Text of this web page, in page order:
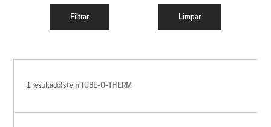
1 resultado(s) em TUBE-O-THERM